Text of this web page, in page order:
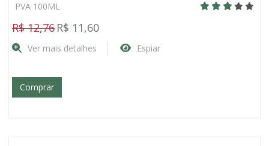
PVA 100ML
R$ 12,76 R$ 11,60
Ver mais detalhes Espiar
Comprar